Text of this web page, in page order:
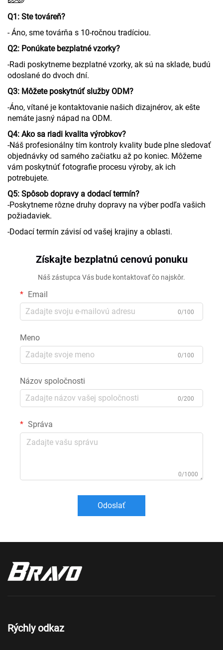
Q1: Ste továreň?
- Áno, sme továrňa s 10-ročnou tradíciou.
Q2: Ponúkate bezplatné vzorky?
-Radi poskytneme bezplatné vzorky, ak sú na sklade, budú
odoslané do dvoch dní.
Q3: Môžete poskytnúť služby ODM?
-Áno, vítané je kontaktovanie našich dizajnérov, ak ešte
nemáte jasný nápad na ODM.
Q4: Ako sa riadi kvalita výrobkov?
-Náš profesionálny tím kontroly kvality bude plne sledovať
objednávky od samého začiatku až po koniec. Môžeme
vám poskytnúť fotografie procesu výroby, ak ich
potrebujete.
Q5: Spôsob dopravy a dodací termín?
-Poskytneme rôzne druhy dopravy na výber podľa vašich
požiadaviek.
-Dodací termín závisí od vašej krajiny a oblasti.
Získajte bezplatnú cenovú ponuku
Náš zástupca Vás bude kontaktovať čo najskôr.
Email
0/100
Meno
0/100
Názov spoločnosti
0/200
Správa
0/1000
Odoslať
Rýchly odkaz